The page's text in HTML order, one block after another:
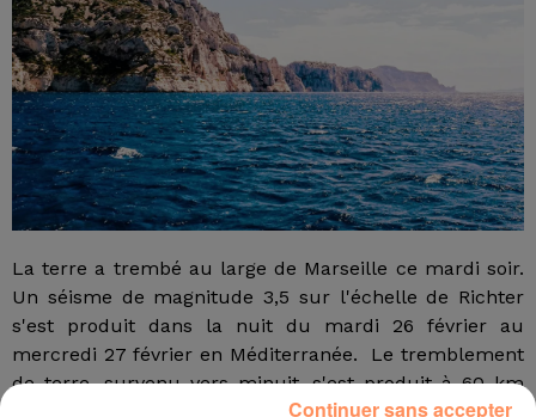
La terre a trembé au large de Marseille ce mardi soir.
Un séisme de magnitude 3,5 sur l'échelle de Richter
s'est produit dans la nuit du mardi 26 février au
mercredi 27 février en Méditerranée. Le tremblement
de terre, survenu vers minuit, s'est produit à 60 km
environ de Marseille (Bouches-du-Rhône), détaille le
Continuer sans accepter